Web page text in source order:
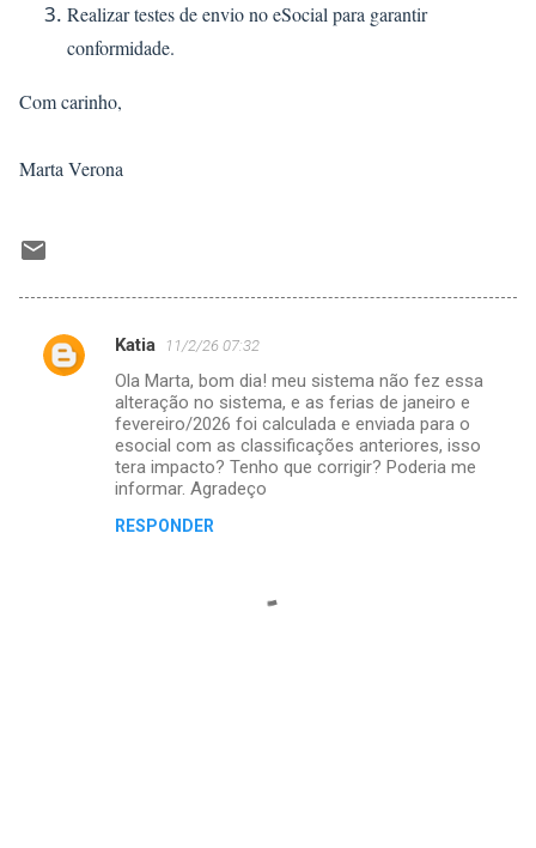
Realizar testes de envio no eSocial para garantir
conformidade.
Com carinho,
Marta Verona
C
Katia 11/2/26 07:32
Ola Marta, bom dia! meu sistema não fez essa
alteração no sistema, e as ferias de janeiro e
fevereiro/2026 foi calculada e enviada para o
esocial com as classificações anteriores, isso
tera impacto? Tenho que corrigir? Poderia me
informar. Agradeço
RESPONDER